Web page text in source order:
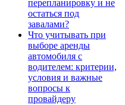
перепланировку и не
остаться под
завалами?
Что учитывать при
выборе аренды
автомобиля с
водителем: критерии,
условия и важные
вопросы к
провайдеру